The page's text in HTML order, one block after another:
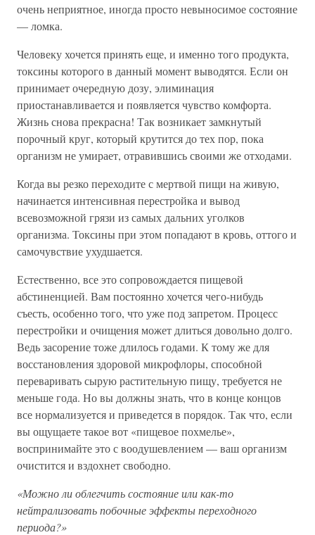
очень неприятное, иногда просто невыносимое состояние
— ломка.
Человеку хочется принять еще, и именно того продукта,
токсины которого в данный момент выводятся. Если он
принимает очередную дозу, элиминация
приостанавливается и появляется чувство комфорта.
Жизнь снова прекрасна! Так возникает замкнутый
порочный круг, который крутится до тех пор, пока
организм не умирает, отравившись своими же отходами.
Когда вы резко переходите с мертвой пищи на живую,
начинается интенсивная перестройка и вывод
всевозможной грязи из самых дальних уголков
организма. Токсины при этом попадают в кровь, оттого и
самочувствие ухудшается.
Естественно, все это сопровождается пищевой
абстиненцией. Вам постоянно хочется чего-нибудь
съесть, особенно того, что уже под запретом. Процесс
перестройки и очищения может длиться довольно долго.
Ведь засорение тоже длилось годами. К тому же для
восстановления здоровой микрофлоры, способной
переваривать сырую растительную пищу, требуется не
меньше года. Но вы должны знать, что в конце концов
все нормализуется и приведется в порядок. Так что, если
вы ощущаете такое вот «пищевое похмелье»,
воспринимайте это с воодушевлением — ваш организм
очистится и вздохнет свободно.
«Можно ли облегчить состояние или как-то
нейтрализовать побочные эффекты переходного
периода?»